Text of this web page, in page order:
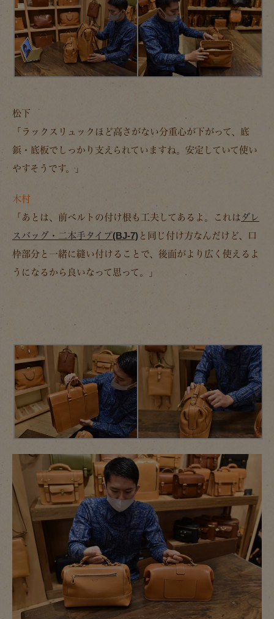
松下
「ラックスリュックほど高さがない分重心が下がって、底
鋲・底板でしっかり支えられていますね。安定していて使い
やすそうです。」
木村
「あとは、前ベルトの付け根も工夫してあるよ。これは ダレ
スバッグ・二本手タイプ(BJ-7) と同じ付け方なんだけど、口
枠部分と一緒に縫い付けることで、後面がより広く使えるよ
うになるから良いなって思って。」